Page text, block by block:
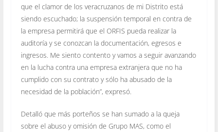
que el clamor de los veracruzanos de mi Distrito está
siendo escuchado; la suspensión temporal en contra de
la empresa permitirá que el ORFIS pueda realizar la
auditoría y se conozcan la documentación, egresos e
ingresos. Me siento contento y vamos a seguir avanzando
en la lucha contra una empresa extranjera que no ha
cumplido con su contrato y sólo ha abusado de la
necesidad de la población”, expresó.
Detalló que más porteños se han sumado a la queja
sobre el abuso y omisión de Grupo MAS, como el